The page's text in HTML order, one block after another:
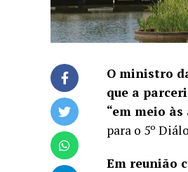
O ministro
que a
“em meio
para o 5º
Em reunião